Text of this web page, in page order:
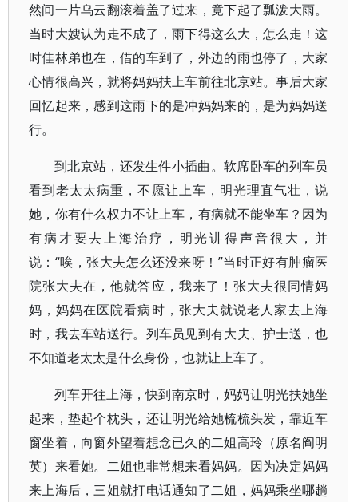
然间一片乌云翻滚着盖了过来，竟下起了瓢泼大雨。
当时大嫂认为走不成了，雨下得这么大，怎么走！这
时佳林弟也在，借的车到了，外边的雨也停了，大家
心情很高兴，就将妈妈扶上车前往北京站。事后大家
回忆起来，感到这雨下的是冲妈妈来的，是为妈妈送
行。
到北京站，还发生件小插曲。软席卧车的列车员
看到老太太病重，不愿让上车，明光理直气壮，说
她，你有什么权力不让上车，有病就不能坐车？因为
有病才要去上海治疗，明光讲得声音很大，并
说：“唉，张大夫怎么还没来呀！”当时正好有肿瘤医
院张大夫在，他就答应，我来了！张大夫很同情妈
妈，妈妈在医院看病时，张大夫就说老人家去上海
时，我去车站送行。列车员见到有大夫、护士送，也
不知道老太太是什么身份，也就让上车了。
列车开往上海，快到南京时，妈妈让明光扶她坐
起来，垫起个枕头，还让明光给她梳梳头发，靠近车
窗坐着，向窗外望着想念已久的二姐高玲（原名阎明
英）来看她。二姐也非常想来看妈妈。因为决定妈妈
来上海后，三姐就打电话通知了二姐，妈妈乘坐哪趟